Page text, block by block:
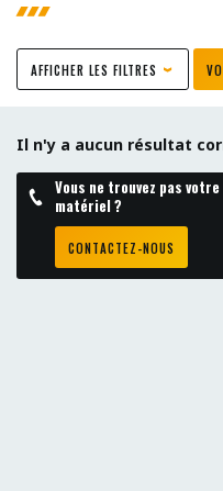
AFFICHER LES FILTRES
Il n'y a aucun résultat
Vous ne trouvez pas votre
matériel ?
CONTACTEZ-NOUS